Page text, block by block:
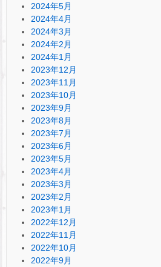
2024年5月
2024年4月
2024年3月
2024年2月
2024年1月
2023年12月
2023年11月
2023年10月
2023年9月
2023年8月
2023年7月
2023年6月
2023年5月
2023年4月
2023年3月
2023年2月
2023年1月
2022年12月
2022年11月
2022年10月
2022年9月